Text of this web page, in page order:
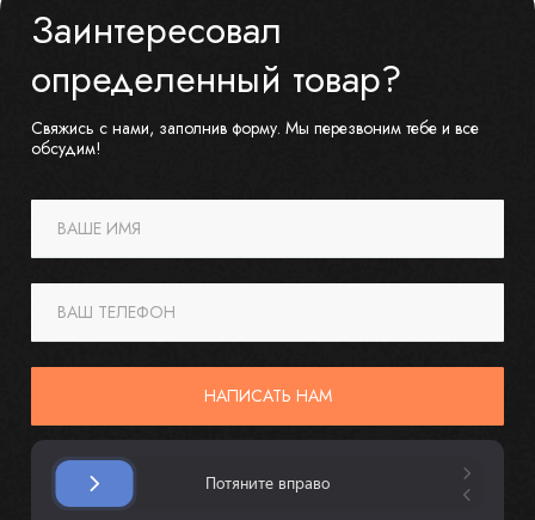
Заинтересовал
определенный товар?
Свяжись с нами, заполнив форму. Мы перезвоним тебе и все
обсудим!
ВАШЕ ИМЯ
ВАШ ТЕЛЕФОН
НАПИСАТЬ НАМ